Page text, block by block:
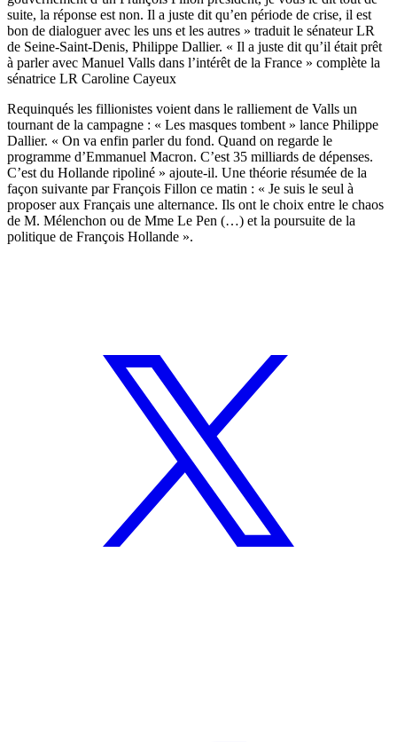
suite, la réponse est non. Il a juste dit qu’en période de crise, il est
bon de dialoguer avec les uns et les autres » traduit le sénateur LR
de Seine-Saint-Denis, Philippe Dallier. « Il a juste dit qu’il était prêt
à parler avec Manuel Valls dans l’intérêt de la France » complète la
sénatrice LR Caroline Cayeux
Requinqués les fillionistes voient dans le ralliement de Valls un
tournant de la campagne : « Les masques tombent » lance Philippe
Dallier. « On va enfin parler du fond. Quand on regarde le
programme d’Emmanuel Macron. C’est 35 milliards de dépenses.
C’est du Hollande ripoliné » ajoute-il. Une théorie résumée de la
façon suivante par François Fillon ce matin : « Je suis le seul à
proposer aux Français une alternance. Ils ont le choix entre le chaos
de M. Mélenchon ou de Mme Le Pen (…) et la poursuite de la
politique de François Hollande ».